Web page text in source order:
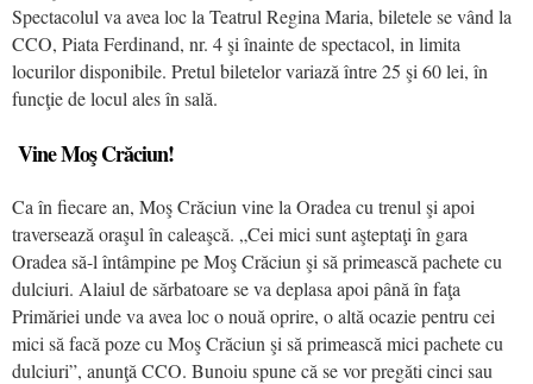
Spectacolul va avea loc la Teatrul Regina Maria, biletele se vând la
CCO, Piata Ferdinand, nr. 4 şi înainte de spectacol, in limita
locurilor disponibile. Pretul biletelor variază între 25 şi 60 lei, în
funcţie de locul ales în sală.
Vine Moş Crăciun!
Ca în fiecare an, Moş Crăciun vine la Oradea cu trenul şi apoi
traversează oraşul în caleaşcă. „Cei mici sunt aşteptaţi în gara
Oradea să-l întâmpine pe Moş Crăciun şi să primească pachete cu
dulciuri. Alaiul de sărbatoare se va deplasa apoi până în faţa
Primăriei unde va avea loc o nouă oprire, o altă ocazie pentru cei
mici să facă poze cu Moş Crăciun şi să primească mici pachete cu
dulciuri”, anunţă CCO. Bunoiu spune că se vor pregăti cinci sau